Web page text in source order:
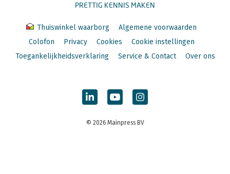
PRETTIG KENNIS MAKEN
Thuiswinkel waarborg
Algemene voorwaarden
Colofon
Privacy Cookies
Cookie instellingen
Toegankelijkheidsverklaring
Service & Contact Over ons
© 2026 Mainpress BV